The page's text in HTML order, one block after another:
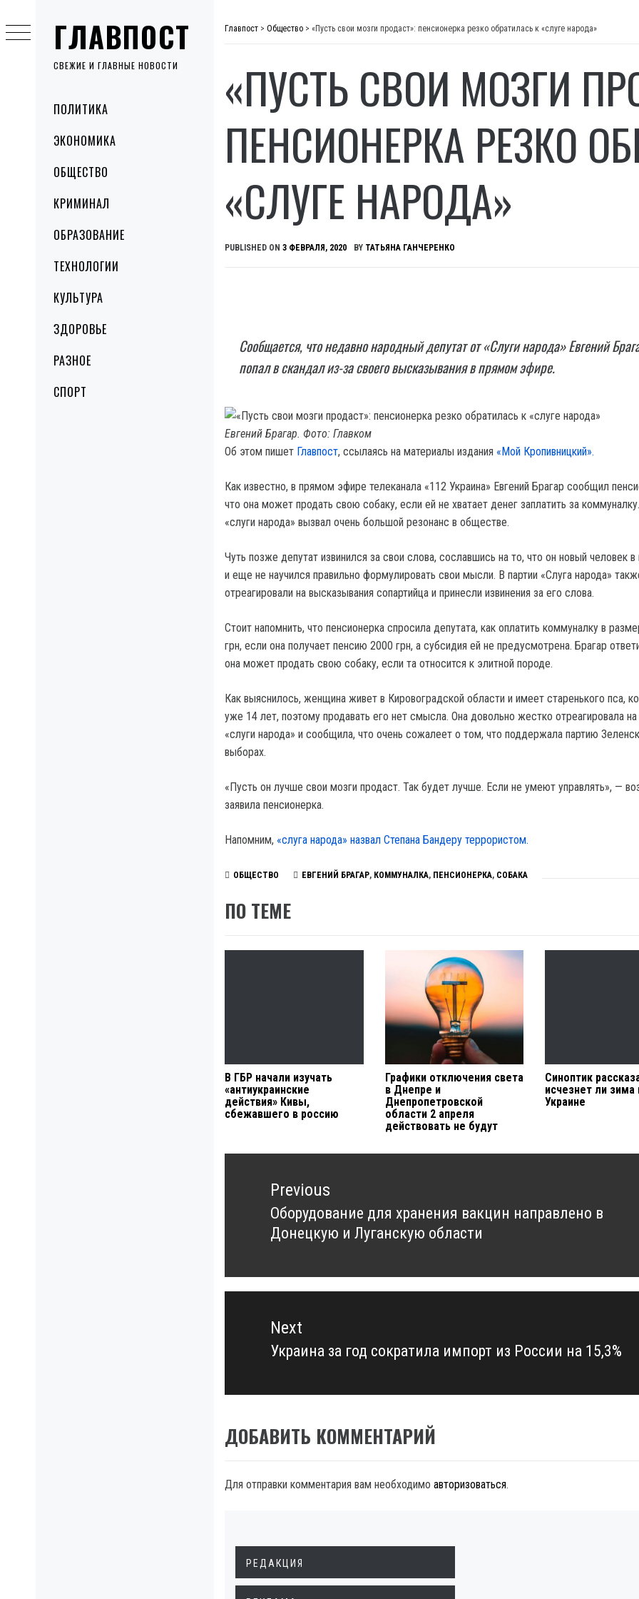
ГЛАВПОСТ
СВЕЖИЕ И ГЛАВНЫЕ НОВОСТИ
MenuПОЛИТИКА
ЭКОНОМИКА
ОБЩЕСТВО
КРИМИНАЛ
ОБРАЗОВАНИЕ
ТЕХНОЛОГИИ
КУЛЬТУРА
ЗДОРОВЬЕ
РАЗНОЕ
СПОРТ
to
content
Главпост > Общество > «Пусть свои мозги продаст»: пенсионерка резко обратилась к «слуге народа»
«ПУСТЬ СВОИ МОЗГИ
ПЕНСИОНЕРКА РЕЗКО
«СЛУГЕ НАРОДА»
PUBLISHED ON 3 ФЕВРАЛЯ, 2020 BY ТАТЬЯНА ГАНЧЕРЕНКО
Сообщается, что недавно народный депутат от «Слуги народа» Евгений
попал в скандал из-за своего высказывания в прямом эфире.
Евгений Брагар. Фото: Главком
Об этом пишет Главпост, ссылаясь на материалы издания «Мой Кропивницкий».
Как известно, в прямом эфире телеканала «112 Украина» Евгений Брагар сообщил
что она может продать свою собаку, если ей не хватает денег заплатить за
«слуги народа» вызвал очень большой резонанс в обществе.
Чуть позже депутат извинился за свои слова, сославшись на то, что он новый человек в
и еще не научился правильно формулировать свои мысли. В партии «Слуга народа»
отреагировали на высказывания сопартийца и принесли извинения за его слова.
Стоит напомнить, что пенсионерка спросила депутата, как оплатить коммуналку в
грн, если она получает пенсию 2000 грн, а субсидия ей не предусмотрена. Брагар
она может продать свою собаку, если та относится к элитной породе.
Как выяснилось, женщина живет в Кировоградской области и имеет старенького пса,
уже 14 лет, поэтому продавать его нет смысла. Она довольно жестко отреагировала
«слуги народа» и сообщила, что очень сожалеет о том, что поддержала партию
выборах.
«Пусть он лучше свои мозги продаст. Так будет лучше. Если не умеют управлять», —
заявила пенсионерка.
Напомним, «слуга народа» назвал Степана Бандеру террористом.
ОБЩЕСТВО ЕВГЕНИЙ БРАГАР, КОММУНАЛКА, ПЕНСИОНЕРКА, СОБАКА
ПО ТЕМЕ
В ГБР начали изучать
«антиукраинские
действия» Кивы,
сбежавшего в россию
Графики отключения света
в Днепре и
Днепропетровской
области 2 апреля
действовать не будут
Синоптик
исчезнет ли зима
Украине
Навигация
записямPrevious
Previous
post:
Оборудование для хранения вакцин направлено в
Донецкую и Луганскую области
Next
Next
Украина за год сократила импорт из России на 15,3%
ДОБАВИТЬ КОММЕНТАРИЙ
Для отправки комментария вам необходимо авторизоваться.
РЕДАКЦИЯ